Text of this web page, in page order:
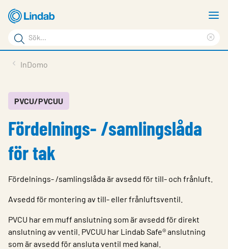
Hoppa
till
huvudinnehållet
Sökord
Sök
på
Service & Support
Hållbarhet
InDomo
PVCU/PVCUU
Fördelnings- /samlingslåda
för tak
Fördelnings- /samlingslåda är avsedd för till- och frånluft.
Avsedd för montering av till- eller frånluftsventil.
PVCU har em muff anslutning som är avsedd för direkt
anslutning av ventil. PVCUU har Lindab Safe® anslutning
som är avsedd för ansluta ventil med kanal.